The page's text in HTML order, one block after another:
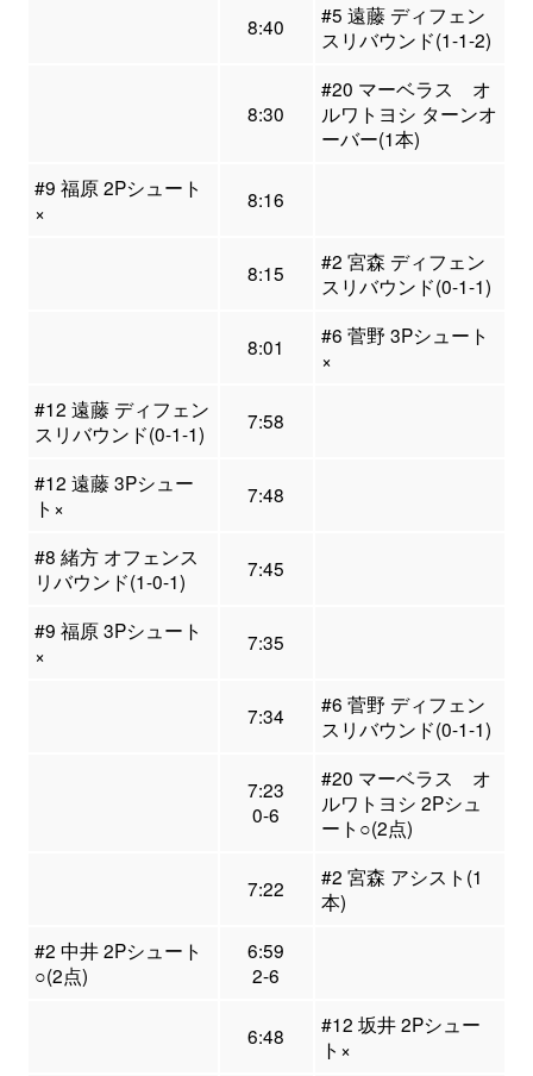
8:40
#5 遠藤 ディフェン
スリバウンド(1-1-2)
8:30
#20 マーベラス オ
ルワトヨシ ターンオ
ーバー(1本)
#9 福原 2Pシュート
×
8:16
8:15
#2 宮森 ディフェン
スリバウンド(0-1-1)
8:01
#6 菅野 3Pシュート
×
#12 遠藤 ディフェン
スリバウンド(0-1-1)
7:58
#12 遠藤 3Pシュー
ト×
7:48
#8 緒方 オフェンス
リバウンド(1-0-1)
7:45
#9 福原 3Pシュート
×
7:35
7:34
#6 菅野 ディフェン
スリバウンド(0-1-1)
7:23
0-6
#20 マーベラス オ
ルワトヨシ 2Pシュ
ート○(2点)
7:22
#2 宮森 アシスト(1
本)
#2 中井 2Pシュート
○(2点)
6:59
2-6
6:48
#12 坂井 2Pシュー
ト×